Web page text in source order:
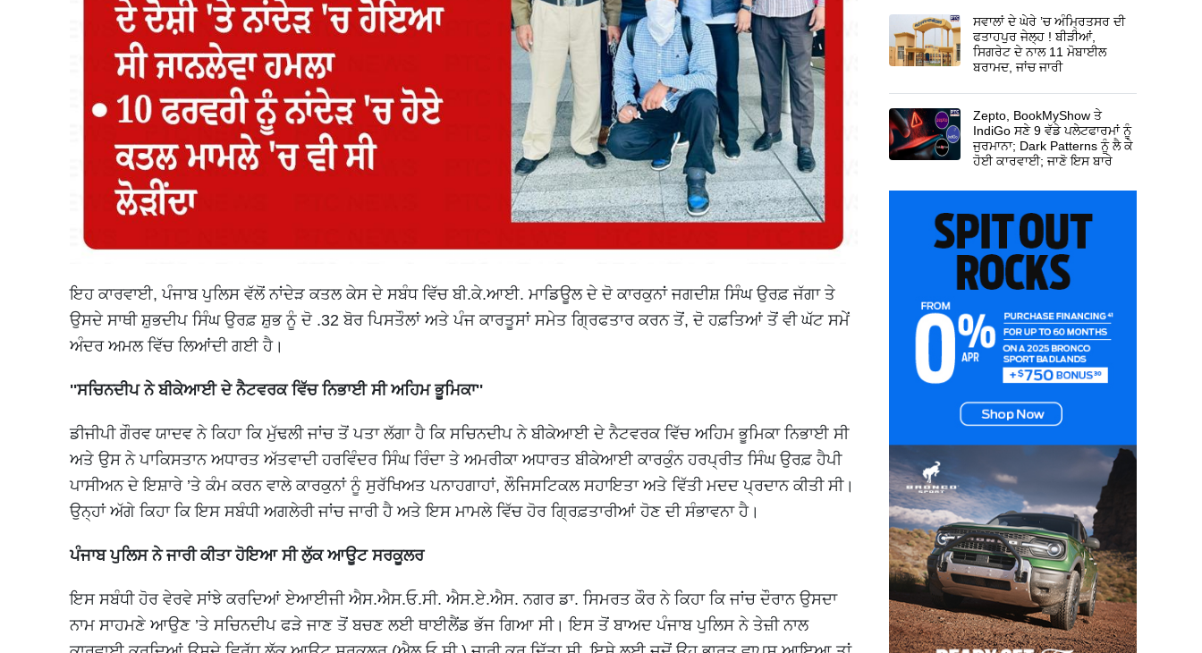
ਇਹ ਕਾਰਵਾਈ, ਪੰਜਾਬ ਪੁਲਿਸ ਵੱਲੋਂ ਨਾਂਦੇੜ ਕਤਲ ਕੇਸ ਦੇ ਸਬੰਧ ਵਿੱਚ ਬੀ.ਕੇ.ਆਈ. ਮਾਡਿਊਲ ਦੇ ਦੋ ਕਾਰਕੁਨਾਂ ਜਗਦੀਸ਼ ਸਿੰਘ ਉਰਫ਼ ਜੱਗਾ ਤੇ
ਉਸਦੇ ਸਾਥੀ ਸ਼ੁਭਦੀਪ ਸਿੰਘ ਉਰਫ਼ ਸ਼ੁਭ ਨੂੰ ਦੋ .32 ਬੋਰ ਪਿਸਤੌਲਾਂ ਅਤੇ ਪੰਜ ਕਾਰਤੂਸਾਂ ਸਮੇਤ ਗ੍ਰਿਫਤਾਰ ਕਰਨ ਤੋਂ, ਦੋ ਹਫ਼ਤਿਆਂ ਤੋਂ ਵੀ ਘੱਟ ਸਮੇਂ
ਅੰਦਰ ਅਮਲ ਵਿੱਚ ਲਿਆਂਦੀ ਗਈ ਹੈ।
''ਸਚਿਨਦੀਪ ਨੇ ਬੀਕੇਆਈ ਦੇ ਨੈਟਵਰਕ ਵਿੱਚ ਨਿਭਾਈ ਸੀ ਅਹਿਮ ਭੂਮਿਕਾ''
ਡੀਜੀਪੀ ਗੌਰਵ ਯਾਦਵ ਨੇ ਕਿਹਾ ਕਿ ਮੁੱਢਲੀ ਜਾਂਚ ਤੋਂ ਪਤਾ ਲੱਗਾ ਹੈ ਕਿ ਸਚਿਨਦੀਪ ਨੇ ਬੀਕੇਆਈ ਦੇ ਨੈਟਵਰਕ ਵਿੱਚ ਅਹਿਮ ਭੂਮਿਕਾ ਨਿਭਾਈ ਸੀ
ਅਤੇ ਉਸ ਨੇ ਪਾਕਿਸਤਾਨ ਅਧਾਰਤ ਅੱਤਵਾਦੀ ਹਰਵਿੰਦਰ ਸਿੰਘ ਰਿੰਦਾ ਤੇ ਅਮਰੀਕਾ ਅਧਾਰਤ ਬੀਕੇਆਈ ਕਾਰਕੁੰਨ ਹਰਪ੍ਰੀਤ ਸਿੰਘ ਉਰਫ਼ ਹੈਪੀ
ਪਾਸੀਅਨ ਦੇ ਇਸ਼ਾਰੇ ’ਤੇ ਕੰਮ ਕਰਨ ਵਾਲੇ ਕਾਰਕੁਨਾਂ ਨੂੰ ਸੁਰੱਖਿਅਤ ਪਨਾਹਗਾਹਾਂ, ਲੌਜਿਸਟਿਕਲ ਸਹਾਇਤਾ ਅਤੇ ਵਿੱਤੀ ਮਦਦ ਪ੍ਰਦਾਨ ਕੀਤੀ ਸੀ।
ਉਨ੍ਹਾਂ ਅੱਗੇ ਕਿਹਾ ਕਿ ਇਸ ਸਬੰਧੀ ਅਗਲੇਰੀ ਜਾਂਚ ਜਾਰੀ ਹੈ ਅਤੇ ਇਸ ਮਾਮਲੇ ਵਿੱਚ ਹੋਰ ਗ੍ਰਿਫ਼ਤਾਰੀਆਂ ਹੋਣ ਦੀ ਸੰਭਾਵਨਾ ਹੈ।
ਪੰਜਾਬ ਪੁਲਿਸ ਨੇ ਜਾਰੀ ਕੀਤਾ ਹੋਇਆ ਸੀ ਲੁੱਕ ਆਊਟ ਸਰਕੂਲਰ
ਇਸ ਸਬੰਧੀ ਹੋਰ ਵੇਰਵੇ ਸਾਂਝੇ ਕਰਦਿਆਂ ਏਆਈਜੀ ਐਸ.ਐਸ.ਓ.ਸੀ. ਐਸ.ਏ.ਐਸ. ਨਗਰ ਡਾ. ਸਿਮਰਤ ਕੌਰ ਨੇ ਕਿਹਾ ਕਿ ਜਾਂਚ ਦੌਰਾਨ ਉਸਦਾ
ਨਾਮ ਸਾਹਮਣੇ ਆਉਣ ’ਤੇ ਸਚਿਨਦੀਪ ਫੜੇ ਜਾਣ ਤੋਂ ਬਚਣ ਲਈ ਥਾਈਲੈਂਡ ਭੱਜ ਗਿਆ ਸੀ। ਇਸ ਤੋਂ ਬਾਅਦ ਪੰਜਾਬ ਪੁਲਿਸ ਨੇ ਤੇਜ਼ੀ ਨਾਲ
ਸਵਾਲਾਂ ਦੇ ਘੇਰੇ ’ਚ ਅੰਮ੍ਰਿਤਸਰ ਦੀ
ਫਤਾਹਪੁਰ ਜੇਲ੍ਹ ! ਬੀੜੀਆਂ,
ਸਿਗਰੇਟ ਦੇ ਨਾਲ 11 ਮੋਬਾਈਲ
ਬਰਾਮਦ, ਜਾਂਚ ਜਾਰੀ
Zepto, BookMyShow ਤੇ
IndiGo ਸਣੇ 9 ਵੱਡੇ ਪਲੇਟਫਾਰਮਾਂ ਨੂੰ
ਜੁਰਮਾਨਾ; Dark Patterns ਨੂੰ ਲੈ ਕੇ
ਹੋਈ ਕਾਰਵਾਈ; ਜਾਣੋ ਇਸ ਬਾਰੇ